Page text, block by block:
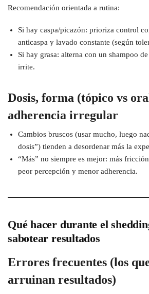
Recomendación orientada a rutina:
Si hay caspa/picazón: prioriza control
anticaspa y lavado constante (según
Si hay grasa: alterna con un shampoo
irrite.
Dosis, forma (tópico vs
adherencia irregular
Cambios bruscos (usar mucho, luego
dosis”) tienden a desordenar más la
“Más” no siempre es mejor: más
peor percepción y menor adherencia.
Qué hacer durante el
sabotear resultados
Errores frecuentes (los
arruinan resultados)